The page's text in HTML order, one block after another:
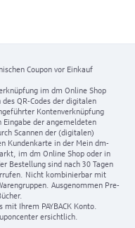
Coupon vor Einkauf
im dm Online Shop
QR-Codes der digitalen
Kontenverknüpfung
der angemeldeten
Scannen der (digitalen)
Kundenkarte in der Mein dm-
im dm Online Shop oder in
Bestellung sind nach 30 Tagen
Nicht kombinierbar mit
Ausgenommen Pre-
Ihrem PAYBACK Konto.
ersichtlich.